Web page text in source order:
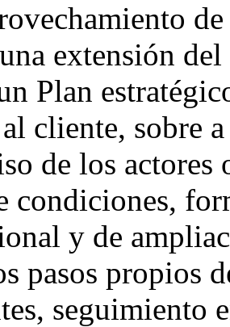
extensión
Plan
cliente, sobre
de los actores
condiciones,
y de
pasos propios
seguimiento